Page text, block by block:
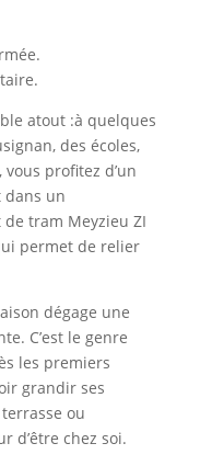
atout :à quelques
des écoles,
profitez d’un
un
tram Meyzieu ZI
permet de relier
dégage une
C’est le genre
les premiers
grandir ses
ou
d’être chez soi.